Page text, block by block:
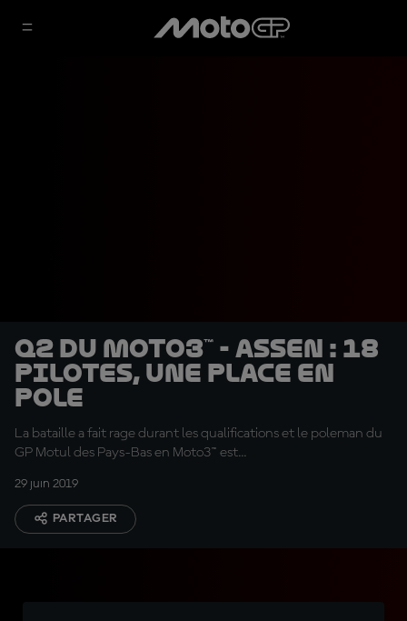
Q2 du Moto3™ - Assen : 18
pilotes, une place en
pole
La bataille a fait rage durant les qualifications et le poleman du
GP Motul des Pays-Bas en Moto3™ est...
29 juin 2019
PARTAGER